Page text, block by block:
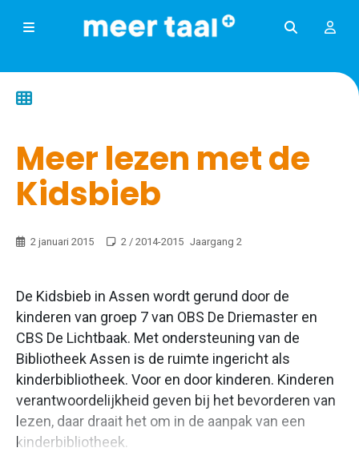
Meer lezen met de
Kidsbieb
2 januari 2015 2 / 2014-2015 Jaargang 2
De Kidsbieb in Assen wordt gerund door de
kinderen van groep 7 van OBS De Driemaster en
CBS De Lichtbaak. Met ondersteuning van de
Bibliotheek Assen is de ruimte ingericht als
kinderbibliotheek. Voor en door kinderen. Kinderen
verantwoordelijkheid geven bij het bevorderen van
lezen, daar draait het om in de aanpak van een
kinderbibliotheek.
artikelen
Redactioneel
Artikelen
Taal
meer
Meertalig
Taaltalent
Column
Taalonderwijs
in
beeld
meer